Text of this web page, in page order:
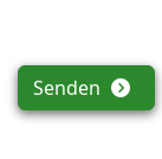
Senden